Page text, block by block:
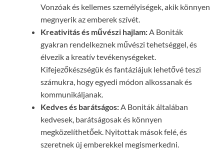
Vonzóak és kellemes személyiségek, akik könnyen
megnyerik az emberek szívét.
Kreativitás és művészi hajlam:A Boniták
gyakran rendelkeznek művészi tehetséggel, és
élvezik a kreatív tevékenységeket.
Kifejezőkészségük és fantáziájuk lehetővé teszi
számukra, hogy egyedi módon alkossanak és
kommunikáljanak.
Kedves és barátságos:A Boniták általában
kedvesek, barátságosak és könnyen
megközelíthetőek. Nyitottak mások felé, és
szeretnek új emberekkel megismerkedni.